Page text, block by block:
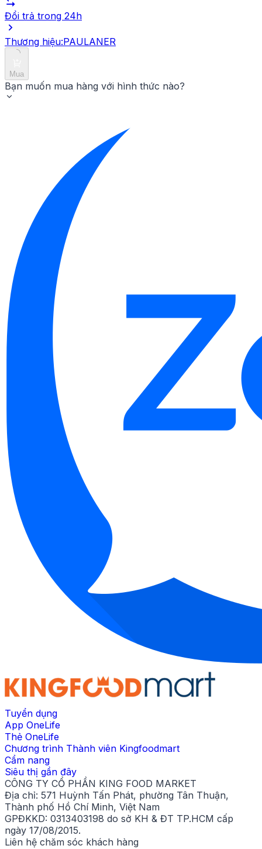
Đổi trả trong 24h
Thương hiệu:PAULANER
Mua
Bạn muốn mua hàng với hình thức nào?
Tuyển dụng
App OneLife
Thẻ OneLife
Chương trình Thành viên Kingfoodmart
Cẩm nang
Siêu thị gần đây
CÔNG TY CỔ PHẦN KING FOOD MARKET
Địa chỉ: 571 Huỳnh Tấn Phát, phường Tân Thuận,
Thành phố Hồ Chí Minh, Việt Nam
GPĐKKD: 0313403198 do sở KH & ĐT TP.HCM cấp
ngày 17/08/2015.
Liên hệ chăm sóc khách hàng